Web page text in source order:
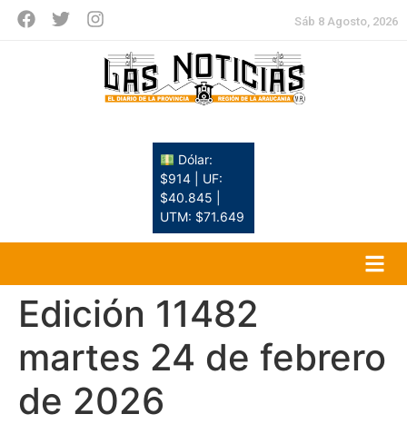
Sáb 8 Agosto, 2026
Dólar:
$914 | UF:
$40.845 |
UTM: $71.649
Edición 11482
martes 24 de febrero
de 2026